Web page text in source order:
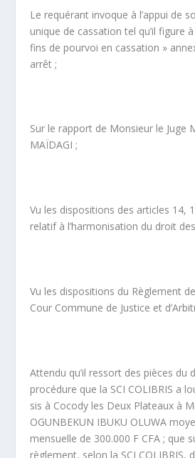
Le requérant invoque à l’appui de
unique de cassation tel qu’il figure
fins de pourvoi en cassation »
arrêt ;
Sur le rapport de Monsieur le Juge
MAÏDAGI ;
Vu les dispositions des articles 14,
relatif à l’harmonisation du droit
Vu les dispositions du Règlement
Cour Commune de Justice et
Attendu qu’il ressort des pièces du
procédure que la SCI COLIBRIS a
sis à Cocody les Deux Plateaux à
OGUNBEKUN IBUKU OLUWA
mensuelle de 300.000 F CFA ; que
règlement, selon la SCI COLIBRIS,